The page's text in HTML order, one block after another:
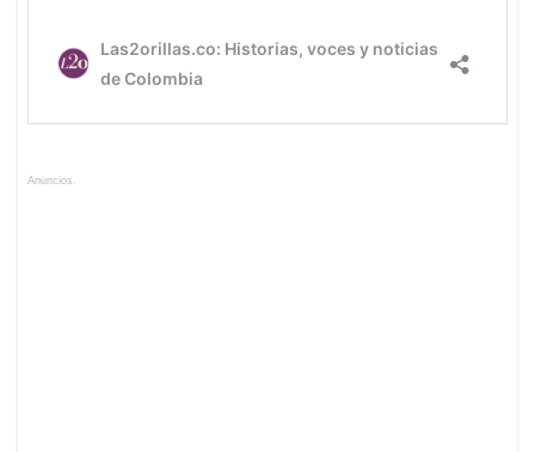
Anuncios.